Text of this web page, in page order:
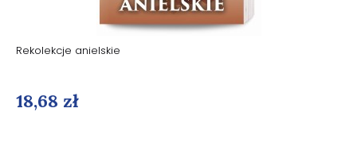
Rekolekcje anielskie
18,68 zł